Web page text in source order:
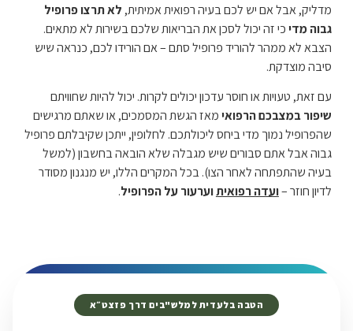
מדליק, אבל אם יש לכם בעיה רפואית אמיתית, לא תרצו פרופיל
גבוה מדיכי זה יכול לסכן את הבריאות שלכם בשירות לא מתאים.
הצבא לא ממהר להוריד פרופיל סתם – אם הורידו לכם, כנראה שיש
סיבה מוצדקת.
עם זאת, טעויות או חוסר עדכון יכולים לקרות. יכול להיות שחוויתם
שיפור במצבכם הרפואימאז הגשת המסמכים, או שאתם מרגישים
שהפרופיל נמוך מדי ביחס ליכולתכם. לחלופין, ייתכן שקיבלתם פרופיל
גבוה אבל אתם סבורים שיש מגבלה שלא הובאה בחשבון (למשל
בעיה שהתפתחה לאחר הצו). בכל המקרים הללו, יש מנגנון מסודר
לדיון חוזר –ועדה רפואיתוערעור על הפרופיל.
הטבה בלעדית למלש"בים דרך פזצט״א